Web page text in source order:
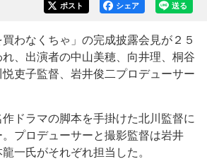
送る
シェア
ポスト
わなくちゃ」の完成披露会見が２５
、出演者の中山美穂、向井理、桐谷
吏子監督、岩井俊二プロデューサー
ドラマの脚本を手掛けた北川監督に
プロデューサーと撮影監督は岩井
一氏がそれぞれ担当した。